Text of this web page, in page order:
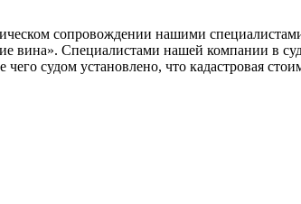
сопровождении нашими
Специалистами нашей компании в
судом установлено, что кадастровая